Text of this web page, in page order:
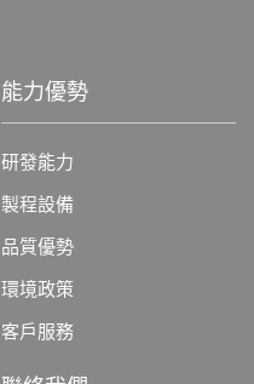
能力優勢
研發能力
製程設備
品質優勢
環境政策
客戶服務